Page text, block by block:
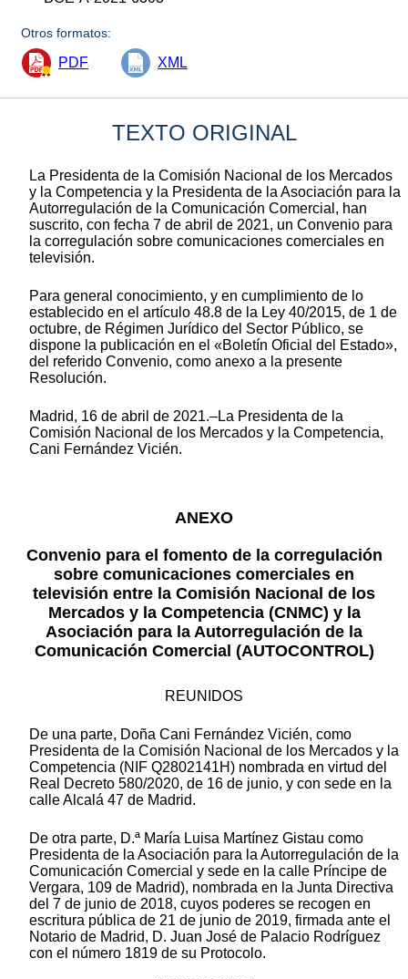
Otros formatos:
PDF XML
TEXTO ORIGINAL
La Presidenta de la Comisión Nacional de los Mercados
y la Competencia y la Presidenta de la Asociación para la
Autorregulación de la Comunicación Comercial, han
suscrito, con fecha 7 de abril de 2021, un Convenio para
la corregulación sobre comunicaciones comerciales en
televisión.
Para general conocimiento, y en cumplimiento de lo
establecido en el artículo 48.8 de la Ley 40/2015, de 1 de
octubre, de Régimen Jurídico del Sector Público, se
dispone la publicación en el «Boletín Oficial del Estado»,
del referido Convenio, como anexo a la presente
Resolución.
Madrid, 16 de abril de 2021.–La Presidenta de la
Comisión Nacional de los Mercados y la Competencia,
Cani Fernández Vicién.
ANEXO
Convenio para el fomento de la corregulación
sobre comunicaciones comerciales en
televisión entre la Comisión Nacional de los
Mercados y la Competencia (CNMC) y la
Asociación para la Autorregulación de la
Comunicación Comercial (AUTOCONTROL)
REUNIDOS
De una parte, Doña Cani Fernández Vicién, como
Presidenta de la Comisión Nacional de los Mercados y la
Competencia (NIF Q2802141H) nombrada en virtud del
Real Decreto 580/2020, de 16 de junio, y con sede en la
calle Alcalá 47 de Madrid.
De otra parte, D.ª María Luisa Martínez Gistau como
Presidenta de la Asociación para la Autorregulación de la
Comunicación Comercial y sede en la calle Príncipe de
Vergara, 109 de Madrid), nombrada en la Junta Directiva
del 7 de junio de 2018, cuyos poderes se recogen en
escritura pública de 21 de junio de 2019, firmada ante el
Notario de Madrid, D. Juan José de Palacio Rodríguez
con el número 1819 de su Protocolo.